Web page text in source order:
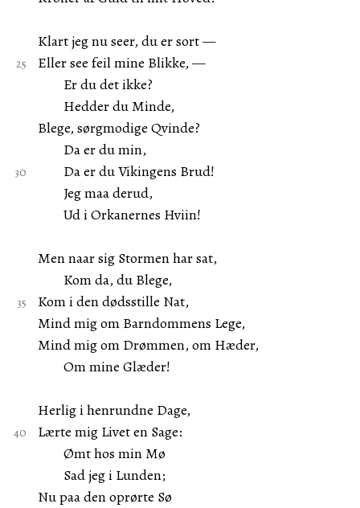
Klart jeg nu seer, du er sort —
Eller see feil mine Blikke, —
Er du det ikke?
Hedder du Minde,
Blege, sørgmodige Qvinde?
Da er du min,
Da er du Vikingens Brud!
Jeg maa derud,
Ud i Orkanernes Hviin!
Men naar sig Stormen har sat,
Kom da, du Blege,
Kom i den dødsstille Nat,
Mind mig om Barndommens Lege,
Mind mig om Drømmen, om Hæder,
Om mine Glæder!
Herlig i henrundne Dage,
Lærte mig Livet en Sage:
Ømt hos min Mø
Sad jeg i Lunden;
Nu paa den oprørte Sø